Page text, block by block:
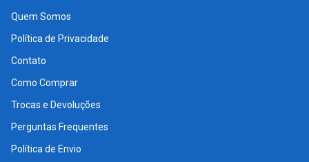
Quem Somos
Política de Privacidade
Contato
Como Comprar
Trocas e Devoluções
Perguntas Frequentes
Política de Envio